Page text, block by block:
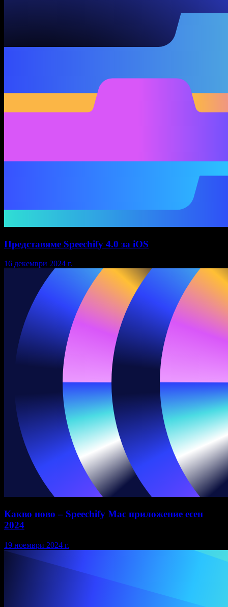
Представяме Speechify 4.0 за iOS
16 декември 2024 г.
Какво ново – Speechify Mac приложение есен
2024
19 ноември 2024 г.